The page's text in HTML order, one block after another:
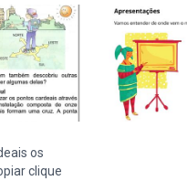
os
clique